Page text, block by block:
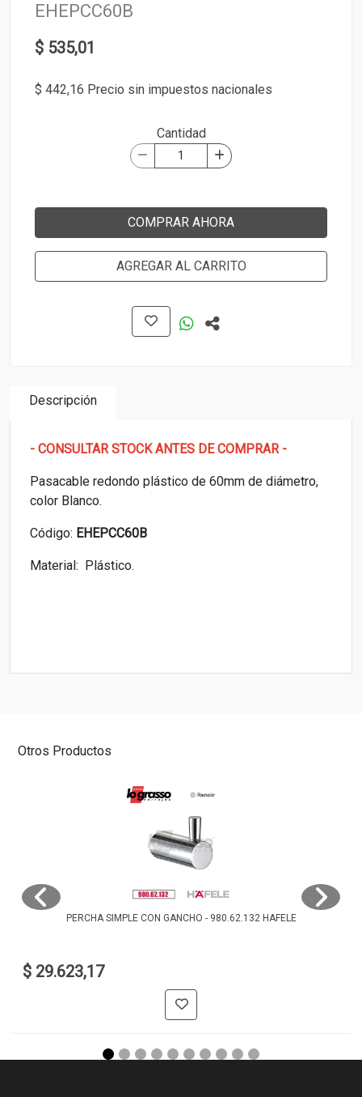
EHEPCC60B
$ 535,01
$ 442,16 Precio sin impuestos nacionales
Cantidad
COMPRAR AHORA
AGREGAR AL CARRITO
Descripción
- CONSULTAR STOCK ANTES DE COMPRAR -
Pasacable redondo plástico de 60mm de diámetro,
color Blanco.
Código: EHEPCC60B
Material: Plástico.
Otros Productos
PERCHA SIMPLE CON GANCHO - 980.62.132 HAFELE
$ 29.623,17